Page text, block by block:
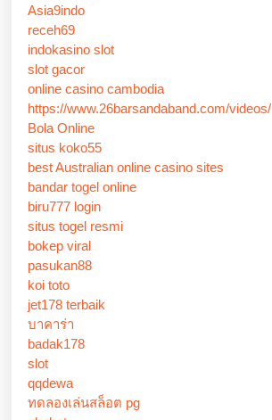
Asia9indo
receh69
indokasino slot
slot gacor
online casino cambodia
https://www.26barsandaband.com/videos/
Bola Online
situs koko55
best Australian online casino sites
bandar togel online
biru777 login
situs togel resmi
bokep viral
pasukan88
koi toto
jet178 terbaik
บาคาร่า
badak178
slot
qqdewa
ทดลองเล่นสล็อต pg